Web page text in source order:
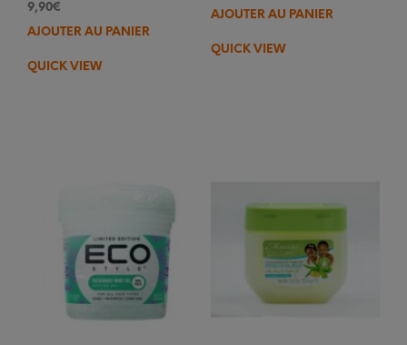
9,90€
AJOUTER AU PANIER
QUICK VIEW
AJOUTER AU PANIER
QUICK VIEW